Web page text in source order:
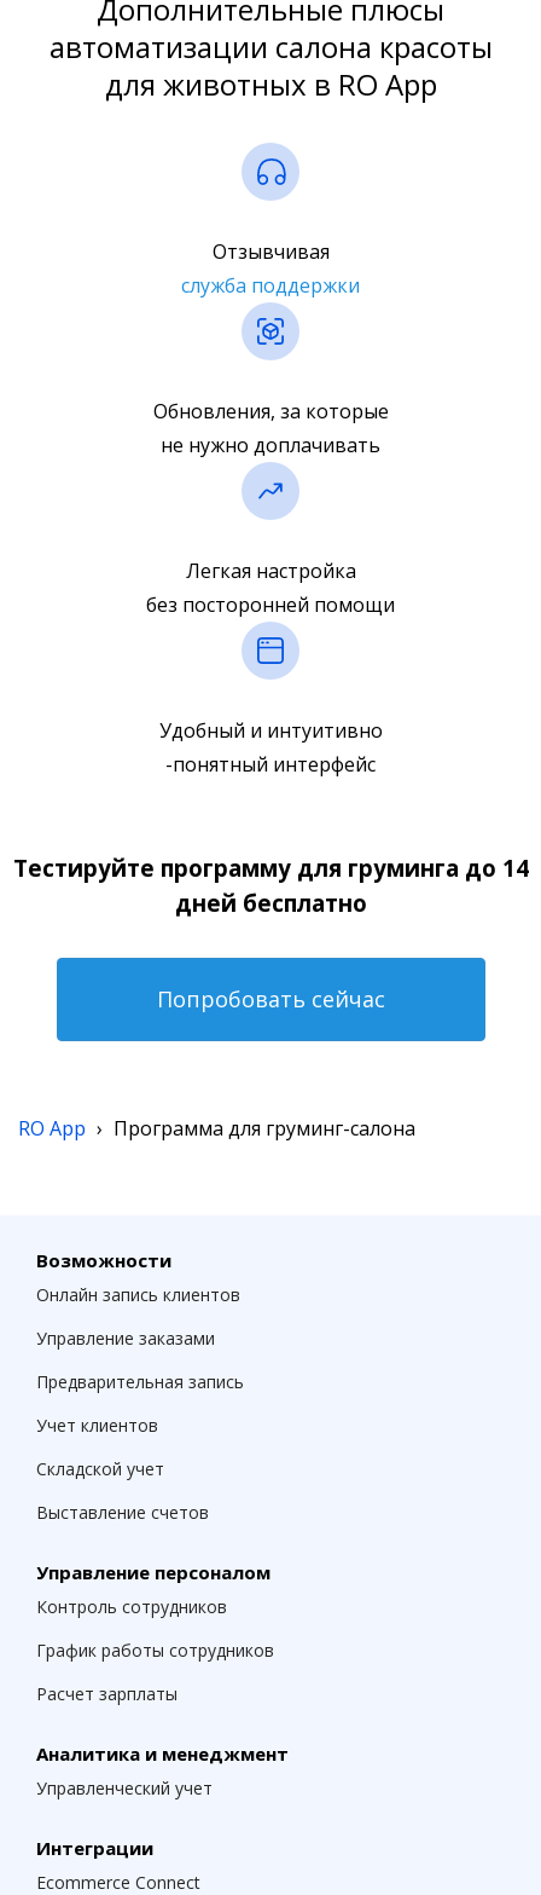
Дополнительные плюсы
автоматизации салона красоты
для животных в RO App
Отзывчивая
служба поддержки
Обновления, за которые
не нужно доплачивать
Легкая настройка
без посторонней помощи
Удобный и интуитивно
-понятный интерфейс
Тестируйте программу для груминга до 14
дней бесплатно
Попробовать сейчас
RO App › Программа для груминг-салона
Возможности
Онлайн запись клиентов
Управление заказами
Предварительная запись
Учет клиентов
Складской учет
Выставление счетов
Управление персоналом
Контроль сотрудников
График работы сотрудников
Расчет зарплаты
Аналитика и менеджмент
Управленческий учет
Интеграции
Ecommerce Connect